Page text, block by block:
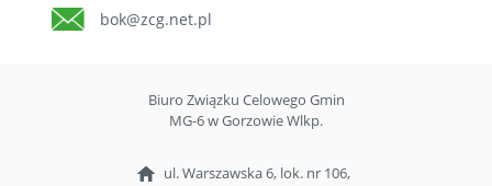
bok@zcg.net.pl
Biuro Związku Celowego Gmin
MG-6 w Gorzowie Wlkp.
ul. Warszawska 6, lok. nr 106,